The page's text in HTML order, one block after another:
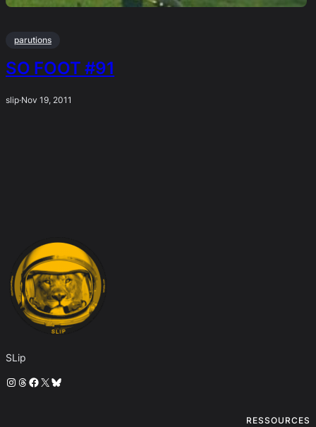
parutions
SO FOOT #91
slip·Nov 19, 2011
SLip
Instagram
Threads
Facebook
X Bluesky
RESSOURCES